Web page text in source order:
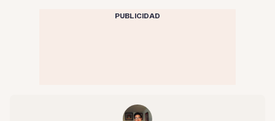
PUBLICIDAD